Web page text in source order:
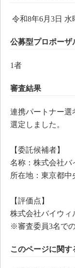
令和8年6月3日 水
公募型プロポーザ
1者
審査結果
連携パートナー選
選定しました。
【委託候補者】
名称：株式会社バ
所在地：東京都
【評価点】
株式会社バイウィ
※審査委員3名で
このページに関